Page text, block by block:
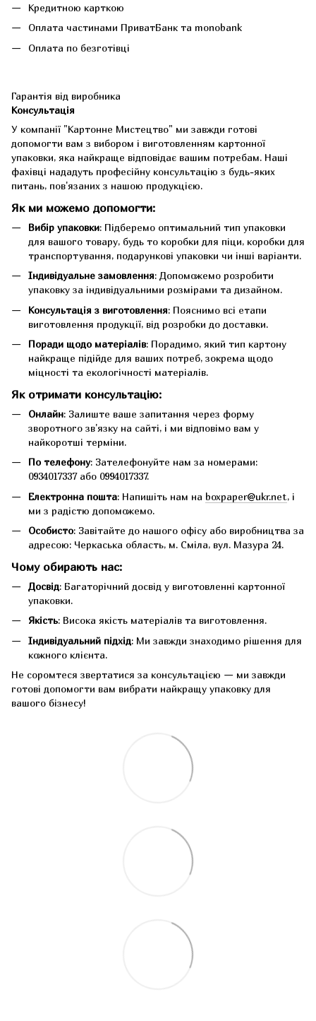
Кредитною карткою
Оплата частинами ПриватБанк та monobank
Оплата по безготівці
Гарантія від виробника
Консультація
У компанії "Картонне Мистецтво" ми завжди готові
допомогти вам з вибором і виготовленням картонної
упаковки, яка найкраще відповідає вашим потребам. Наші
фахівці нададуть професійну консультацію з будь-яких
питань, пов'язаних з нашою продукцією.
Як ми можемо допомогти:
Вибір упаковки: Підберемо оптимальний тип упаковки
для вашого товару, будь то коробки для піци, коробки для
транспортування, подарункові упаковки чи інші варіанти.
Індивідуальне замовлення: Допоможемо розробити
упаковку за індивідуальними розмірами та дизайном.
Консультація з виготовлення: Пояснимо всі етапи
виготовлення продукції, від розробки до доставки.
Поради щодо матеріалів: Порадимо, який тип картону
найкраще підійде для ваших потреб, зокрема щодо
міцності та екологічності матеріалів.
Як отримати консультацію:
Онлайн: Залиште ваше запитання через форму
зворотного зв'язку на сайті, і ми відповімо вам у
найкоротші терміни.
По телефону: Зателефонуйте нам за номерами:
0934017337 або 0994017337.
Електронна пошта: Напишіть нам на boxpaper@ukr.net, і
ми з радістю допоможемо.
Особисто: Завітайте до нашого офісу або виробництва за
адресою: Черкаська область, м. Сміла, вул. Мазура 24.
Чому обирають нас:
Досвід: Багаторічний досвід у виготовленні картонної
упаковки.
Якість: Висока якість матеріалів та виготовлення.
Індивідуальний підхід: Ми завжди знаходимо рішення для
кожного клієнта.
Не соромтеся звертатися за консультацією — ми завжди
готові допомогти вам вибрати найкращу упаковку для
вашого бізнесу!